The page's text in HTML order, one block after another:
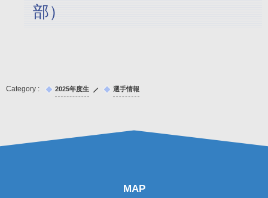
部）
2025年度生 選手情報
MAP